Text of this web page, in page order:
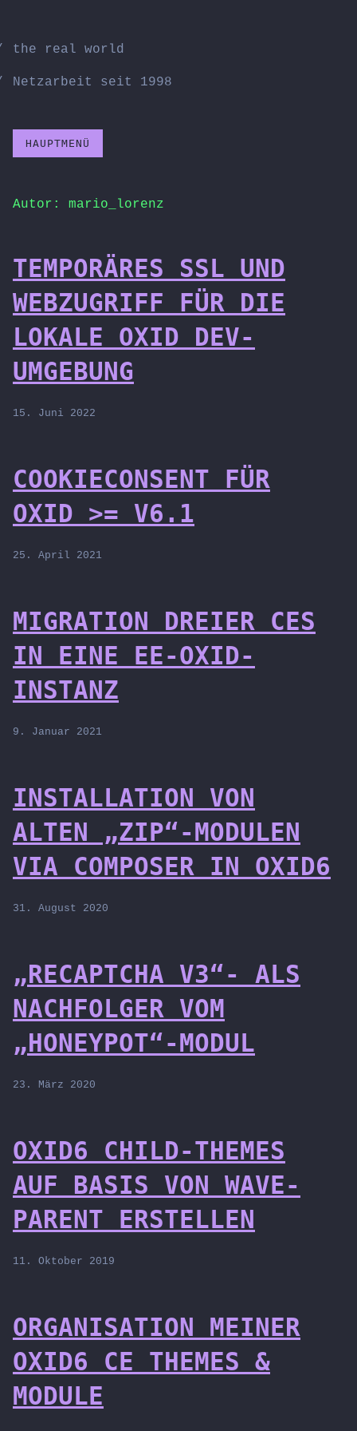
springen
the real world
Netzarbeit seit 1998
HAUPTMENÜ
Autor: mario_lorenz
TEMPORÄRES SSL UND
WEBZUGRIFF FÜR DIE
LOKALE OXID DEV-
UMGEBUNG
15. Juni 2022
COOKIECONSENT FÜR
OXID >= V6.1
25. April 2021
MIGRATION DREIER CES
IN EINE EE-OXID-
INSTANZ
9. Januar 2021
INSTALLATION VON
ALTEN „ZIP“-MODULEN
VIA COMPOSER IN OXID6
31. August 2020
„RECAPTCHA V3“- ALS
NACHFOLGER VOM
„HONEYPOT“-MODUL
23. März 2020
OXID6 CHILD-THEMES
AUF BASIS VON WAVE-
PARENT ERSTELLEN
11. Oktober 2019
ORGANISATION MEINER
OXID6 CE THEMES &
MODULE